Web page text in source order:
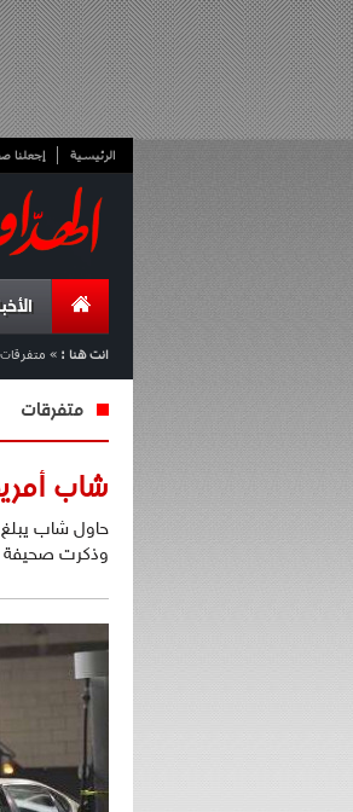
الرئيسية إجعلنا
انت هنا : » متفرقات
متفرقات
شاب
وذكرت صحيفة